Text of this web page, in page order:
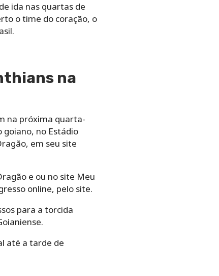
ida nas quartas de
o time do coração, o
na
na próxima quarta-
no Estádio
em seu site
e ou no site Meu
online, pelo site.
para a torcida
até a tarde de